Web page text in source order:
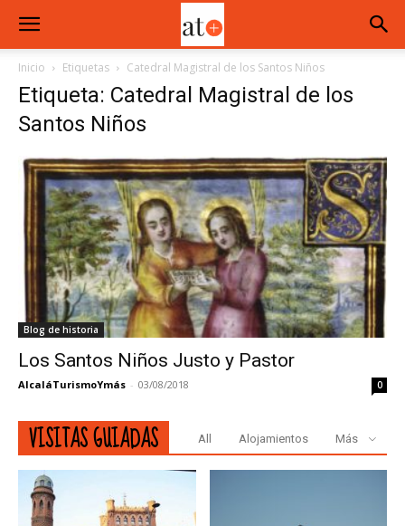
Inicio Etiquetas Catedral Magistral de los Santos Niños
Etiqueta: Catedral Magistral de los
Santos Niños
Blog de historia
Los Santos Niños Justo y Pastor
AlcaláTurismoYmás - 03/08/2018 0
VISITAS GUIADAS All Alojamientos Más